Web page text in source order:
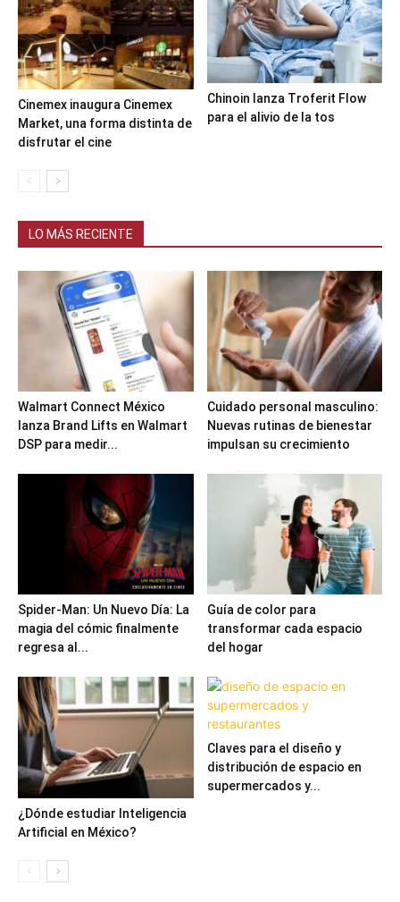
Cinemex inaugura Cinemex
Market, una forma distinta de
disfrutar el cine
Chinoin lanza Troferit Flow
para el alivio de la tos
LO MÁS RECIENTE
Walmart Connect México
lanza Brand Lifts en Walmart
DSP para medir...
Cuidado personal masculino:
Nuevas rutinas de bienestar
impulsan su crecimiento
Spider-Man: Un Nuevo Día: La
magia del cómic finalmente
regresa al...
Guía de color para
transformar cada espacio
del hogar
¿Dónde estudiar Inteligencia
Artificial en México?
Claves para el diseño y
distribución de espacio en
supermercados y...